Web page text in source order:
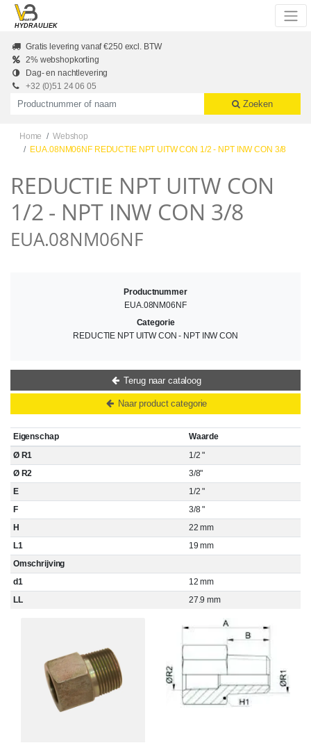
Skip to main content
HYDRAULIEK
Gratis levering vanaf €250 excl. BTW
2% webshopkorting
Dag- en nachtlevering
+32 (0)51 24 06 05
Productnummer of naam
Zoeken
Home
Webshop
EUA.08NM06NF REDUCTIE NPT UITW CON 1/2 - NPT INW CON 3/8
REDUCTIE NPT UITW CON
1/2 - NPT INW CON 3/8
EUA.08NM06NF
Eigenschap
Waarde
Ø R1
1/2 "
Ø R2
3/8"
E
1/2 "
F
3/8 "
H
22 mm
L1
19 mm
Omschrijving
d1
12 mm
LL
27.9 mm
Productnummer
EUA.08NM06NF
Categorie
REDUCTIE NPT UITW CON - NPT INW CON
Terug naar cataloog
Naar product categorie